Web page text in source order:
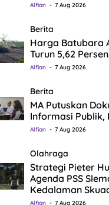
Alfian 7 Aug 2026
Berita
Harga Batubara
Turun 5,62
Alfian 7 Aug 2026
Berita
MA Putuskan
Informasi Publik,
Alfian 7 Aug 2026
Olahraga
Strategi Pieter
Agenda PSS
Kedalaman
Alfian 7 Aug 2026